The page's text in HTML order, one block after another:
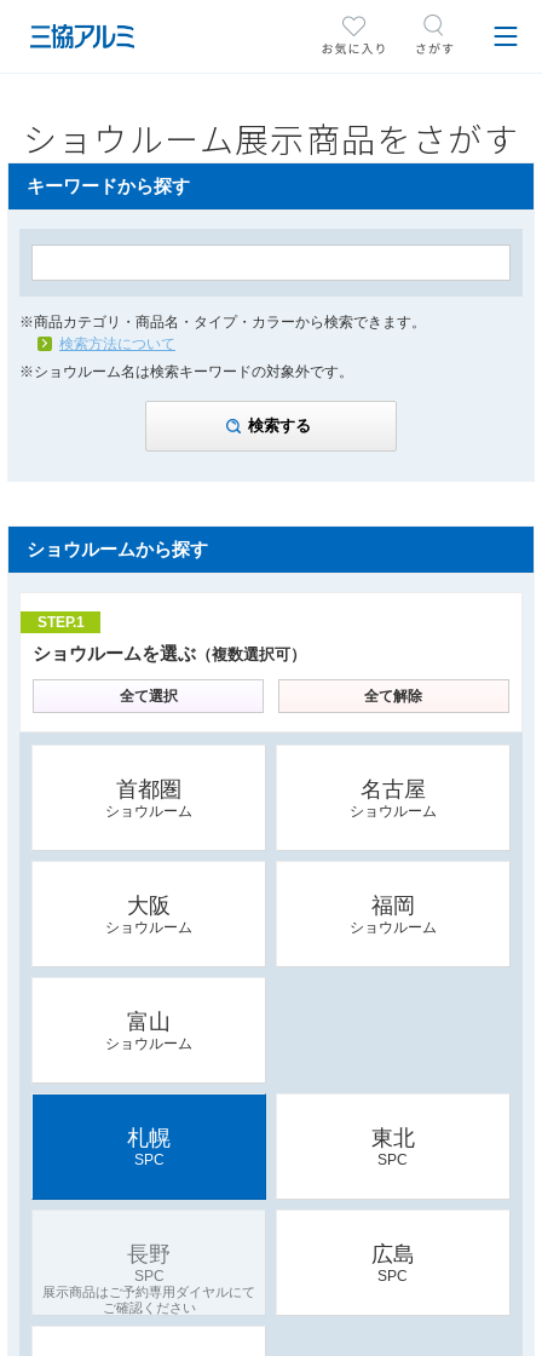
ショウルーム展示商品をさがす
キーワードから探す
※商品カテゴリ・商品名・タイプ・カラーから検索できます。
検索方法について
※ショウルーム名は検索キーワードの対象外です。
ショウルームから探す
STEP.1
ショウルームを選ぶ （複数選択可）
全て選択 全て解除
首都圏
ショウルーム
名古屋
ショウルーム
大阪
ショウルーム
福岡
ショウルーム
富山
ショウルーム
札幌
SPC
東北
SPC
長野
SPC
広島
SPC